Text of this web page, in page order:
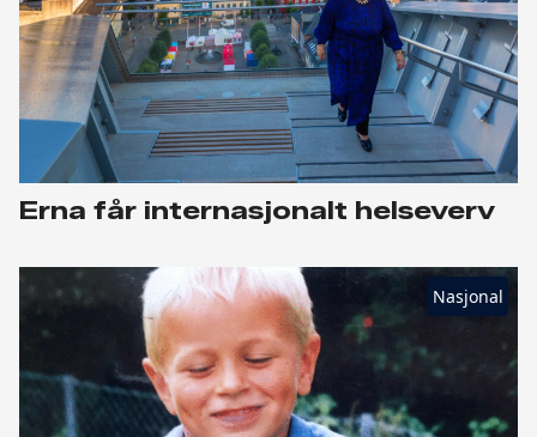
Erna får internasjonalt helseverv
Nasjonal